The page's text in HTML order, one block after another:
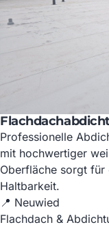
Professionelle
mit hochwertiger
Oberfläche sorgt für
Haltbarkeit.
📍 Neuwied
Flachdach &